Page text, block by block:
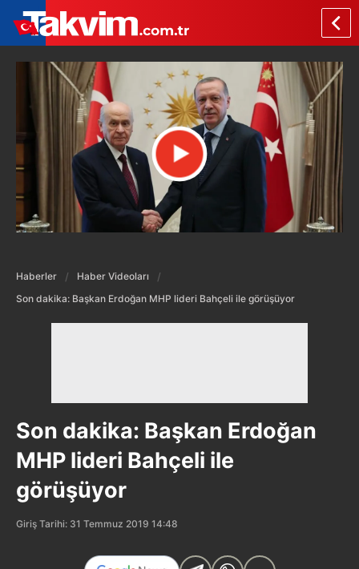
Haberler
Haber Videoları
Son dakika: Başkan Erdoğan MHP lideri Bahçeli ile görüşüyor
Son dakika: Başkan Erdoğan
MHP lideri Bahçeli ile
görüşüyor
Giriş Tarihi: 31 Temmuz 2019 14:48